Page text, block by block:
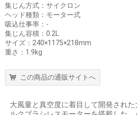
集じん方式：サイクロン
ヘッド種類：モーター式
吸込仕事率：-
集じん容積：0.2L
サイズ：240×1175×218mm
重さ：1.9kg
この商品の通販サイトへ
大風量と真空度に着目して開発され